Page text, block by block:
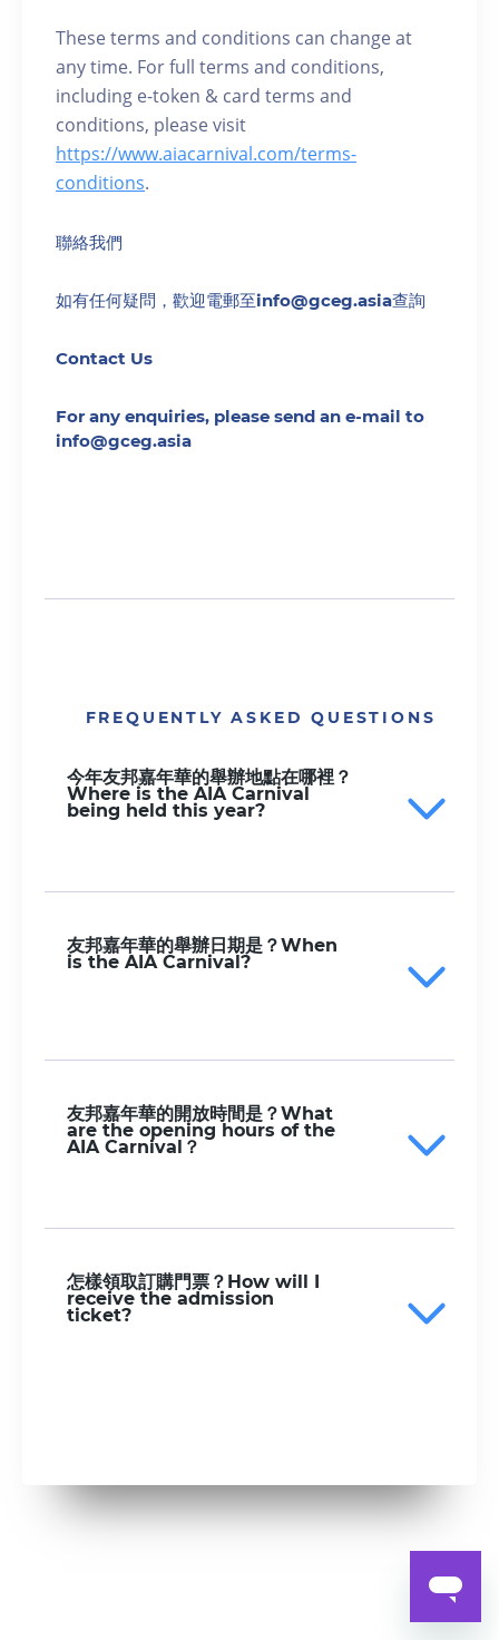
These terms and conditions can change at
any time. For full terms and conditions,
including e-token & card terms and
conditions, please visit
https://www.aiacarnival.com/terms-
conditions.
聯絡我們
如有任何疑問，歡迎電郵至info@gceg.asia查詢
Contact Us
For any enquiries, please send an e-mail to
info@gceg.asia
FREQUENTLY ASKED QUESTIONS
今年友邦嘉年華的舉辦地點在哪裡？
Where is the AIA Carnival
being held this year?
友邦嘉年華的舉辦日期是？When
is the AIA Carnival?
友邦嘉年華的開放時間是？What
are the opening hours of the
AIA Carnival？
怎樣領取訂購門票？How will I
receive the admission
ticket?